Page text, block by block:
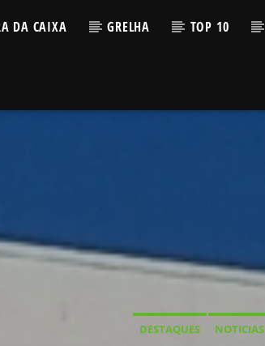
DA CAIXA GRELHA TOP 10
DESTAQUES NOTICIAS